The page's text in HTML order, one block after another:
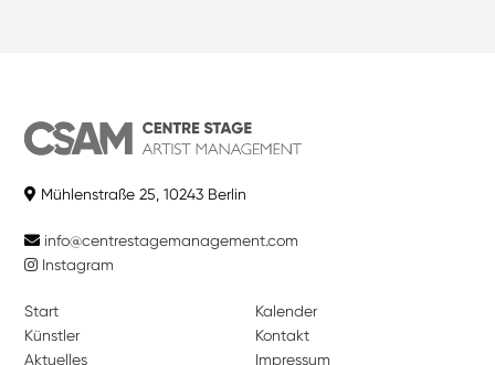
Mühlenstraße 25, 10243 Berlin
info@centrestagemanagement.com
Instagram
Start
Künstler
Aktuelles
Kalender
Kontakt
Impressum